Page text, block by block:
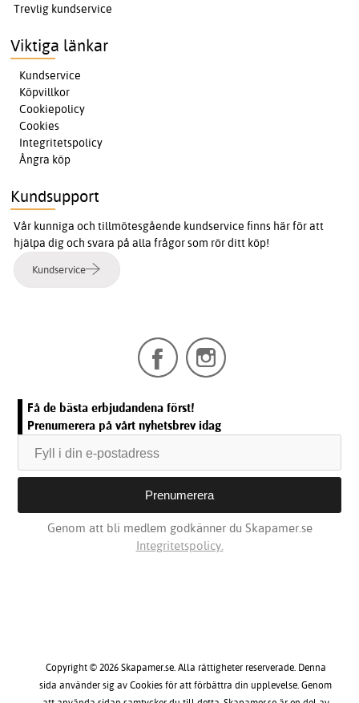
Trevlig kundservice
Viktiga länkar
Kundservice
Köpvillkor
Cookiepolicy
Cookies
Integritetspolicy
Ångra köp
Kundsupport
Vår kunniga och tillmötesgående kundservice finns här för att
hjälpa dig och svara på alla frågor som rör ditt köp!
Kundservice
Få de bästa erbjudandena först!
Prenumerera på vårt nyhetsbrev idag
Genom att bli medlem godkänner du Skapamer.se
Integritetspolicy.
Copyright © 2026 Skapamer.se. Alla rättigheter reserverade. Denna
sida använder sig av Cookies för att förbättra din upplevelse. Genom